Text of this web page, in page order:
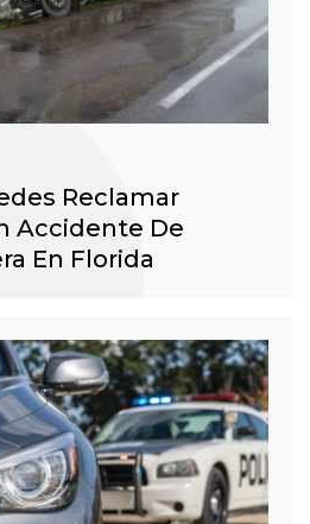
Reclamar
Accidente De
En Florida